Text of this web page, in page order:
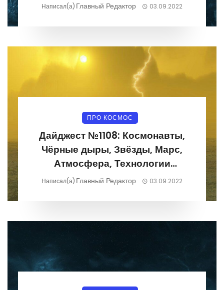
04.09.2022
Написал(а) Главный Редактор 03.09.2022
ПРО КОСМОС
Дайджест №1108: Космонавты,
Чёрные дыры, Звёзды, Марс,
Атмосфера, Технологии
29.08.2022-04.09.2022
Написал(а) Главный Редактор 03.09.2022